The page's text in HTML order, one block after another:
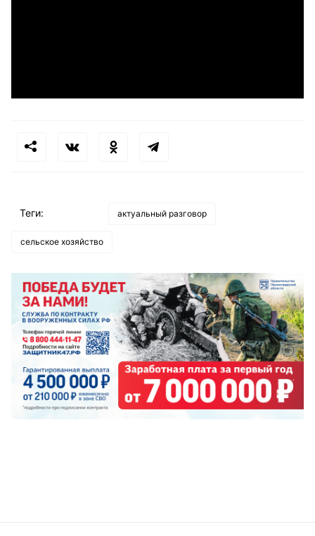
Теги: актуальный разговор
сельское хозяйство